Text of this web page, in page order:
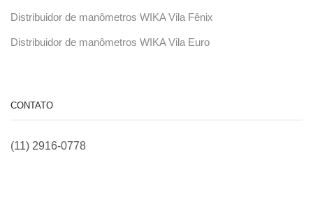
Distribuidor de manômetros WIKA Vila Fênix
Distribuidor de manômetros WIKA Vila Euro
CONTATO
(11) 2916-0778